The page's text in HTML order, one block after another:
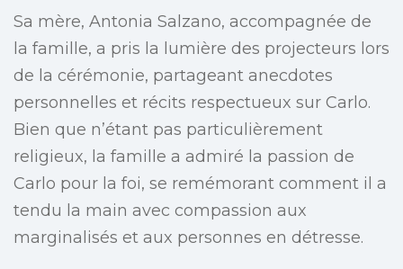
Sa mère, Antonia Salzano, accompagnée de
la famille, a pris la lumière des projecteurs lors
de la cérémonie, partageant anecdotes
personnelles et récits respectueux sur Carlo.
Bien que n’étant pas particulièrement
religieux, la famille a admiré la passion de
Carlo pour la foi, se remémorant comment il a
tendu la main avec compassion aux
marginalisés et aux personnes en détresse.